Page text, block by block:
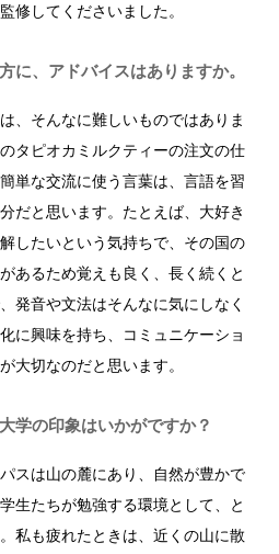
修してくださいました。
に、アドバイスはありますか。
、そんなに難しいものではありま
タピオカミルクティーの注文の仕
単な交流に使う言葉は、言語を習
だと思います。たとえば、大好き
したいという気持ちで、その国の
あるため覚えも良く、長く続くと
発音や文法はそんなに気にしなく
に興味を持ち、コミュニケーショ
大切なのだと思います。
学の印象はいかがですか？
スは山の麓にあり、自然が豊かで
生たちが勉強する環境として、と
私も疲れたときは、近くの山に散